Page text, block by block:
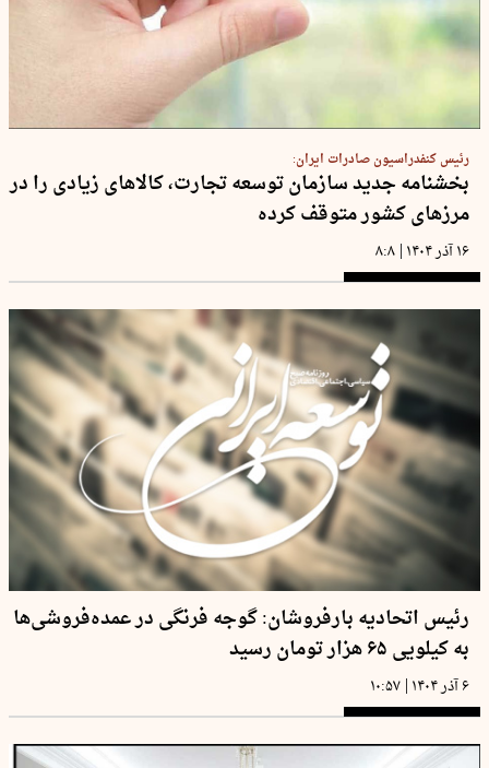
رئیس کنفدراسیون صادرات ایران:
بخشنامه جدید سازمان توسعه تجارت، کالاهای زیادی را در
مرزهای کشور متوقف کرده
۱۶ آذر ۱۴۰۴ | ۸:۸
رئیس اتحادیه بارفروشان: گوجه فرنگی در عمده‌فروشی‌ها
به کیلویی ۶۵ هزار تومان رسید
۶ آذر ۱۴۰۴ | ۱۰:۵۷